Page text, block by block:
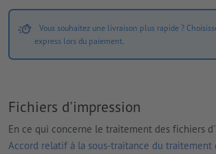
Vous souhaitez une livraison plus rapide ?
express lors du paiement.
Fichiers d'impression
En ce qui concerne le traitement des fichiers
Accord relatif à la sous-traitance du traitement